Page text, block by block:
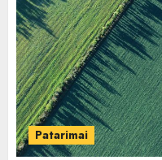
Patarimai